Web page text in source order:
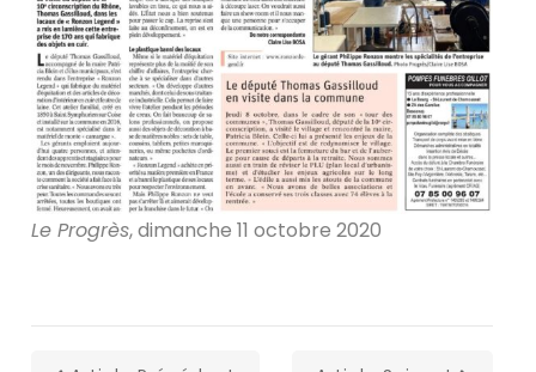
Le Progrès, dimanche 11 octobre 2020